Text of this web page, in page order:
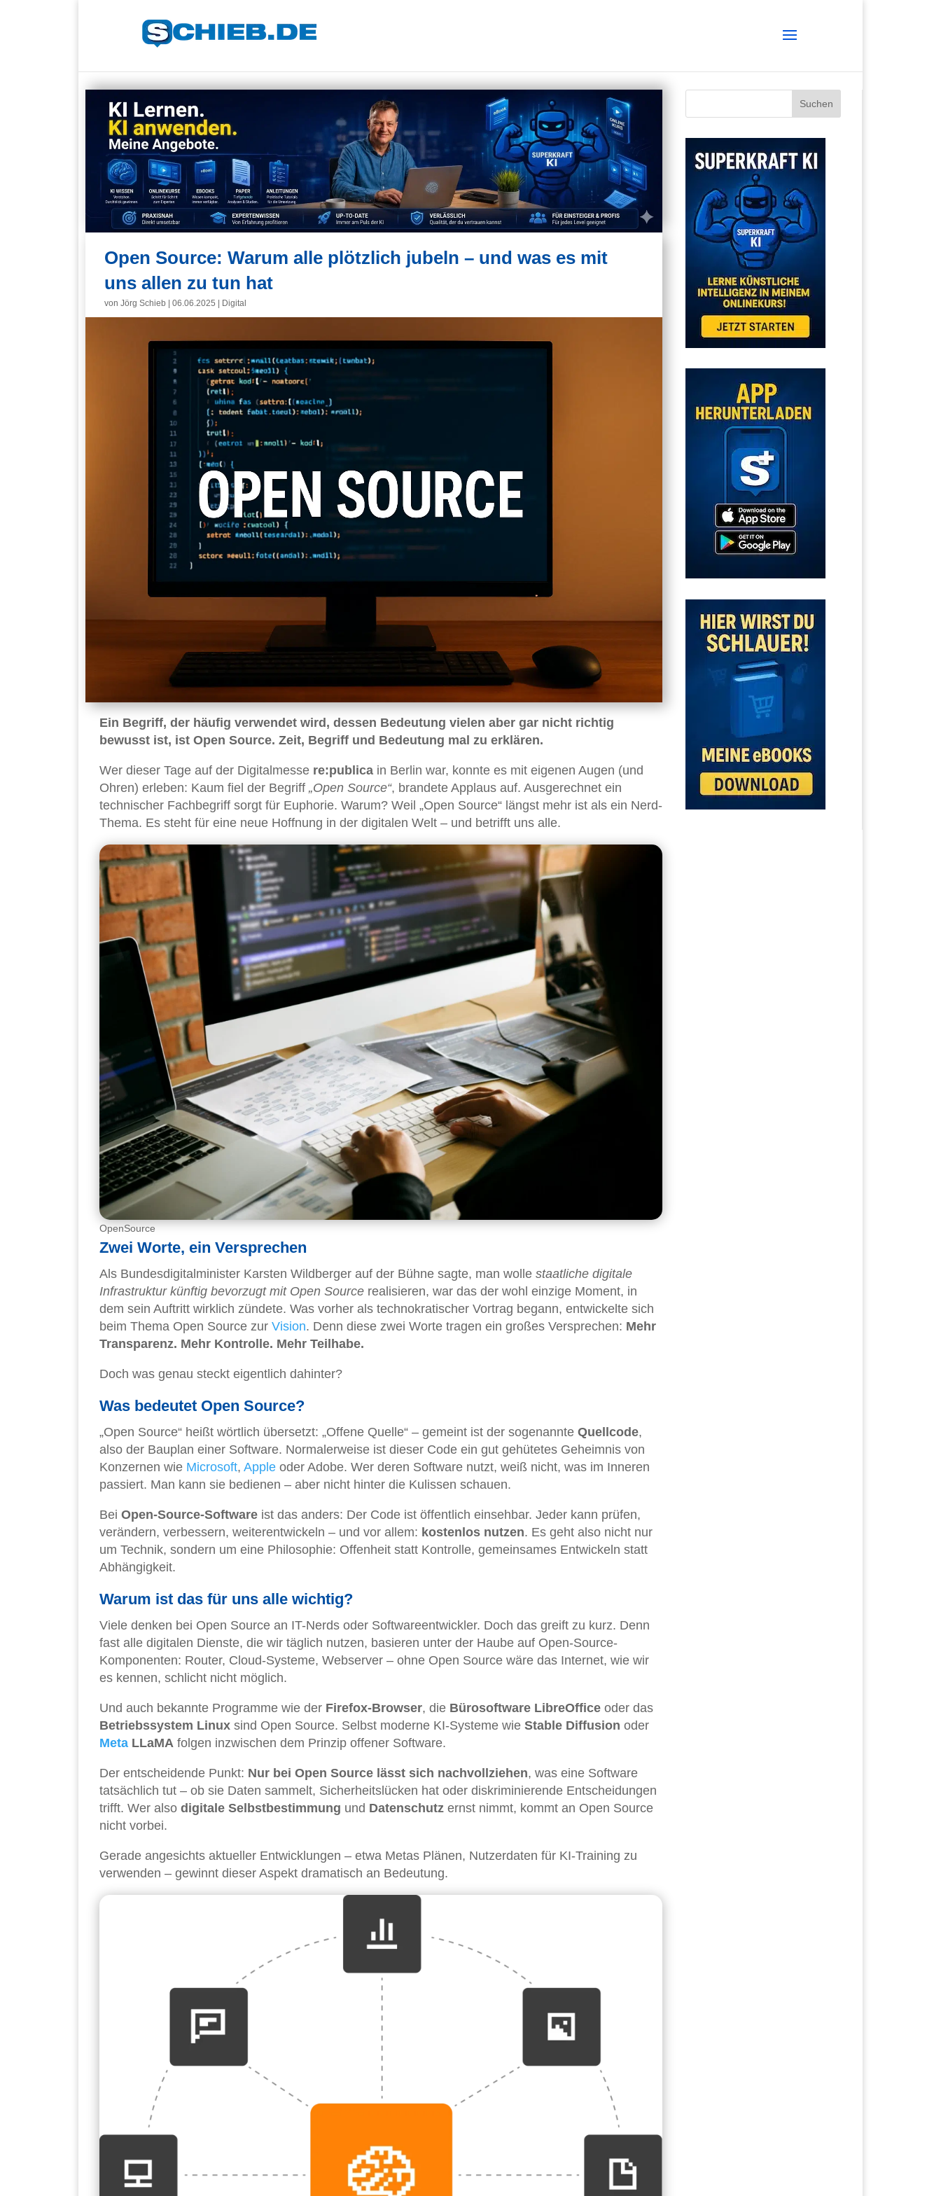
Open Source: Warum alle plötzlich jubeln – und was es mit
uns allen zu tun hat
von Jörg Schieb 06.06.2025 Digital
Ein Begriff, der häufig verwendet wird, dessen Bedeutung vielen aber gar nicht richtig
bewusst ist, ist Open Source. Zeit, Begriff und Bedeutung mal zu erklären.
Wer dieser Tage auf der Digitalmesse re:publica in Berlin war, konnte es mit eigenen Augen (und
Ohren) erleben: Kaum fiel der Begriff „Open Source“, brandete Applaus auf. Ausgerechnet ein
technischer Fachbegriff sorgt für Euphorie. Warum? Weil „Open Source“ längst mehr ist als ein Nerd-
Thema. Es steht für eine neue Hoffnung in der digitalen Welt – und betrifft uns alle.
OpenSource
Zwei Worte, ein Versprechen
Als Bundesdigitalminister Karsten Wildberger auf der Bühne sagte, man wolle staatliche digitale
Infrastruktur künftig bevorzugt mit Open Source realisieren, war das der wohl einzige Moment, in
dem sein Auftritt wirklich zündete. Was vorher als technokratischer Vortrag begann, entwickelte sich
beim Thema Open Source zur Vision. Denn diese zwei Worte tragen ein großes Versprechen: Mehr
Transparenz. Mehr Kontrolle. Mehr Teilhabe.
Doch was genau steckt eigentlich dahinter?
Was bedeutet Open Source?
„Open Source“ heißt wörtlich übersetzt: „Offene Quelle“ – gemeint ist der sogenannte Quellcode,
also der Bauplan einer Software. Normalerweise ist dieser Code ein gut gehütetes Geheimnis von
Konzernen wie Microsoft, Apple oder Adobe. Wer deren Software nutzt, weiß nicht, was im Inneren
passiert. Man kann sie bedienen – aber nicht hinter die Kulissen schauen.
Bei Open-Source-Software ist das anders: Der Code ist öffentlich einsehbar. Jeder kann prüfen,
verändern, verbessern, weiterentwickeln – und vor allem: kostenlos nutzen. Es geht also nicht nur
um Technik, sondern um eine Philosophie: Offenheit statt Kontrolle, gemeinsames Entwickeln statt
Abhängigkeit.
Warum ist das für uns alle wichtig?
Viele denken bei Open Source an IT-Nerds oder Softwareentwickler. Doch das greift zu kurz. Denn
fast alle digitalen Dienste, die wir täglich nutzen, basieren unter der Haube auf Open-Source-
Komponenten: Router, Cloud-Systeme, Webserver – ohne Open Source wäre das Internet, wie wir
es kennen, schlicht nicht möglich.
Und auch bekannte Programme wie der Firefox-Browser, die Bürosoftware LibreOffice oder das
Betriebssystem Linux sind Open Source. Selbst moderne KI-Systeme wie Stable Diffusion oder
Meta LLaMA folgen inzwischen dem Prinzip offener Software.
Der entscheidende Punkt: Nur bei Open Source lässt sich nachvollziehen, was eine Software
tatsächlich tut – ob sie Daten sammelt, Sicherheitslücken hat oder diskriminierende Entscheidungen
trifft. Wer also digitale Selbstbestimmung und Datenschutz ernst nimmt, kommt an Open Source
nicht vorbei.
Gerade angesichts aktueller Entwicklungen – etwa Metas Plänen, Nutzerdaten für KI-Training zu
verwenden – gewinnt dieser Aspekt dramatisch an Bedeutung.